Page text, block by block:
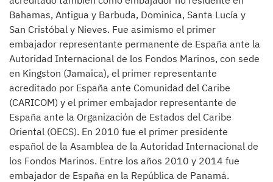
Bahamas, Antigua y Barbuda, Dominica, Santa Lucía y
San Cristóbal y Nieves. Fue asimismo el primer
embajador representante permanente de España ante la
Autoridad Internacional de los Fondos Marinos, con sede
en Kingston (Jamaica), el primer representante
acreditado por España ante Comunidad del Caribe
(CARICOM) y el primer embajador representante de
España ante la Organización de Estados del Caribe
Oriental (OECS). En 2010 fue el primer presidente
español de la Asamblea de la Autoridad Internacional de
los Fondos Marinos. Entre los años 2010 y 2014 fue
embajador de España en la República de Panamá.